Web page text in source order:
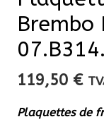
Brembo
119,50 €
Plaquettes de